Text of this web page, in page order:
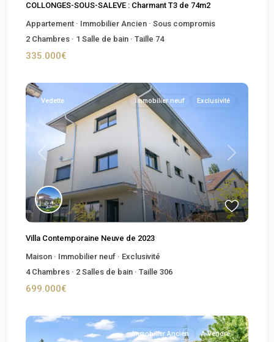
COLLONGES-SOUS-SALEVE : Charmant T3 de 74m2
Appartement · Immobilier Ancien · Sous compromis
2 Chambres · 1 Salle de bain · Taille 74
335.000€
Previous Next
Vedette Immobilier neuf Exclusivité
Villa Contemporaine Neuve de 2023
Maison · Immobilier neuf · Exclusivité
4Chambres · 2 Salles de bain · Taille 306
699.000€
Immobilier Ancien A Vendre